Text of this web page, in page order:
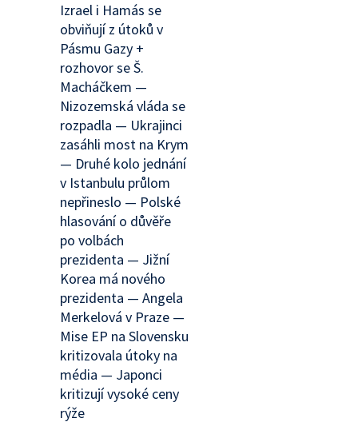
Izrael i Hamás se
obviňují z útoků v
Pásmu Gazy +
rozhovor se Š.
Macháčkem —
Nizozemská vláda se
rozpadla — Ukrajinci
zasáhli most na Krym
— Druhé kolo jednání
v Istanbulu průlom
nepřineslo — Polské
hlasování o důvěře
po volbách
prezidenta — Jižní
Korea má nového
prezidenta — Angela
Merkelová v Praze —
Mise EP na Slovensku
kritizovala útoky na
média — Japonci
kritizují vysoké ceny
rýže